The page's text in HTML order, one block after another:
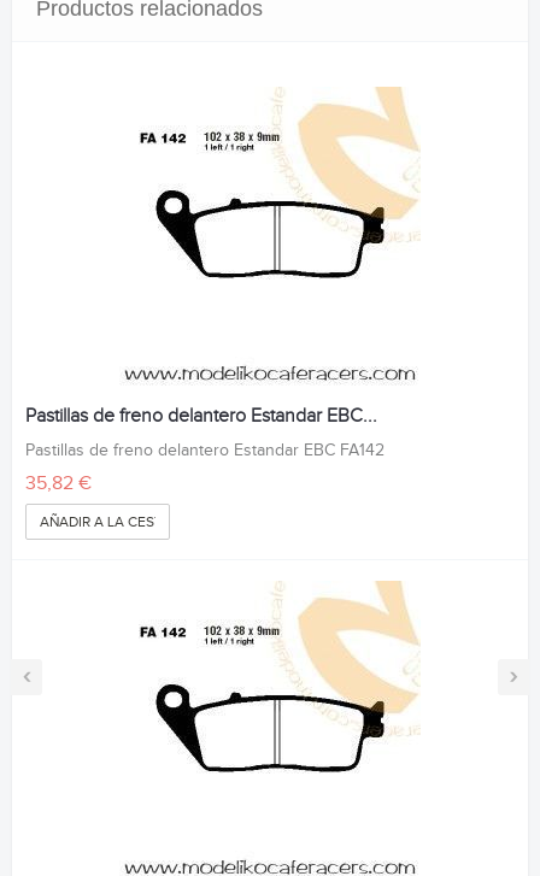
Productos relacionados
‹ ›
Pastillas de freno delantero Estandar EBC...
Pastillas de freno delantero Estandar EBC FA142
35,82 €
AÑADIR A LA CESTA